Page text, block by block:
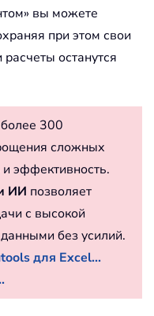
вы можете
при этом свои
останутся
300
сложных
эффективность.
ИИ позволяет
с высокой
без усилий.
для Excel...